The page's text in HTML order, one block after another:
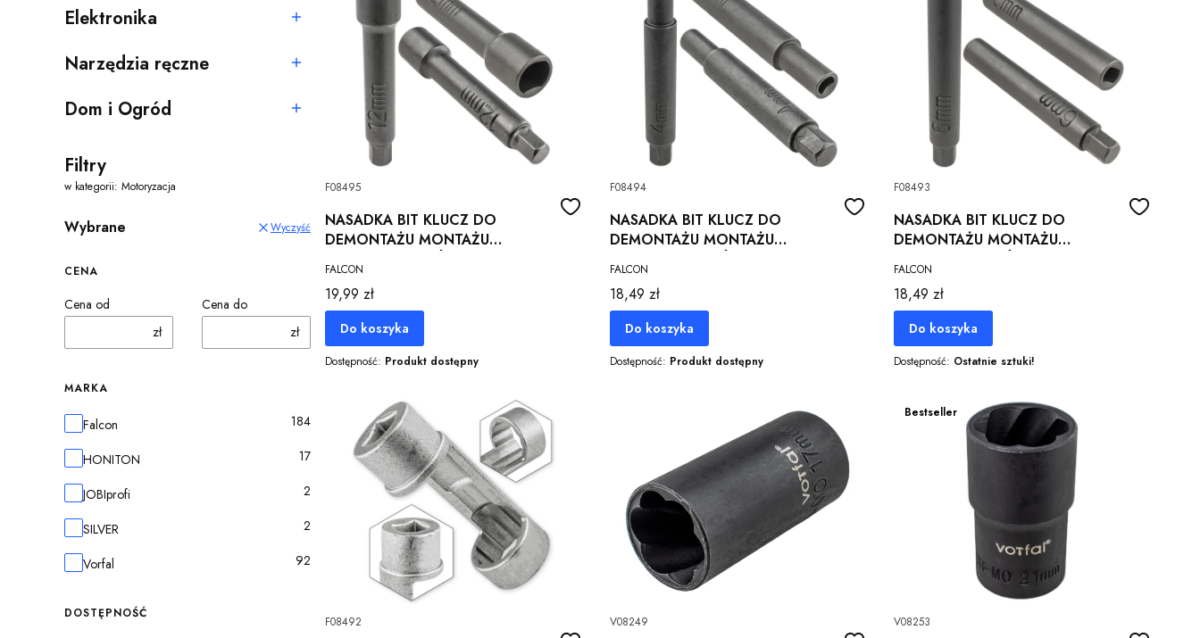
Kategoria - Elektronika
Elektronika
Kategoria - Narzędzia ręczne
Narzędzia ręczne
Kategoria - Dom i Ogród
Dom i Ogród
Filtry
w kategorii: Motoryzacja
Wybrane Wyczyść
CENA
Cena od
zł
Cena do
zł
MARKA
Marka
Falcon 184
HONITON 17
JOBIprofi 2
SILVER 2
Vorfal 92
DOSTĘPNOŚĆ
F08495
NASADKA BIT KLUCZ DO
DEMONTAŻU MONTAŻU
AMORTYZATORÓW 12,0x9,0MM
92,5M CR-V
FALCON
Cena
19,99 zł
Do koszyka
Dostępność: Produkt dostępny
F08494
NASADKA BIT KLUCZ DO
DEMONTAŻU MONTAŻU
AMORTYZATORÓW 4,0x7,0MM
92,5 MM CR-V
FALCON
Cena
18,49 zł
Do koszyka
Dostępność: Produkt dostępny
F08493
NASADKA BIT KLUCZ DO
DEMONTAŻU MONTAŻU
AMORTYZATORÓW 6,0x9,0MM
92,5 MM CR-V
FALCON
Cena
18,49 zł
Do koszyka
Dostępność: Ostatnie sztuki!
F08492 V08249
Bestseller
V08253